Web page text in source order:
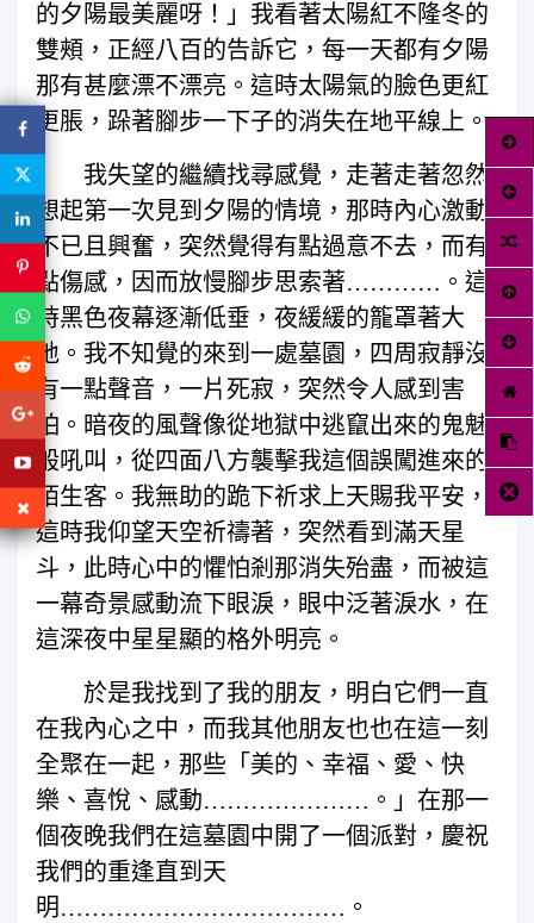
的夕陽最美麗呀！」我看著太陽紅不隆冬的
雙頰，正經八百的告訴它，每一天都有夕陽
那有甚麼漂不漂亮。這時太陽氣的臉色更紅
更脹，跺著腳步一下子的消失在地平線上。
我失望的繼續找尋感覺，走著走著忽然
想起第一次見到夕陽的情境，那時內心激動
不已且興奮，突然覺得有點過意不去，而有
點傷感，因而放慢腳步思索著…………。這
時黑色夜幕逐漸低垂，夜緩緩的籠罩著大
地。我不知覺的來到一處墓園，四周寂靜沒
有一點聲音，一片死寂，突然令人感到害
怕。暗夜的風聲像從地獄中逃竄出來的鬼魅
般吼叫，從四面八方襲擊我這個誤闖進來的
陌生客。我無助的跪下祈求上天賜我平安，
這時我仰望天空祈禱著，突然看到滿天星
斗，此時心中的懼怕剎那消失殆盡，而被這
一幕奇景感動流下眼淚，眼中泛著淚水，在
這深夜中星星顯的格外明亮。
於是我找到了我的朋友，明白它們一直
在我內心之中，而我其他朋友也也在這一刻
全聚在一起，那些「美的、幸福、愛、快
樂、喜悅、感動…………………。」在那一
個夜晚我們在這墓園中開了一個派對，慶祝
我們的重逢直到天
明………………………………。